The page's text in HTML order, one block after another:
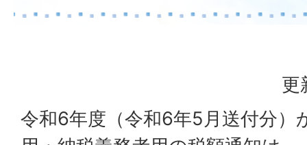
更
令和6年度（令和6年5月送付分）